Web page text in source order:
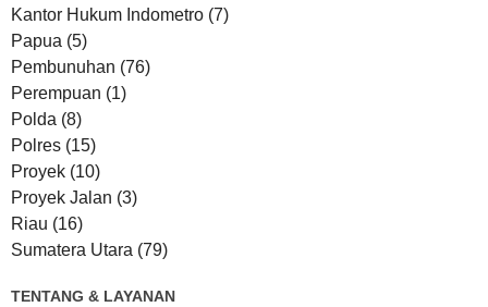
Kantor Hukum Indometro (7)
Papua (5)
Pembunuhan (76)
Perempuan (1)
Polda (8)
Polres (15)
Proyek (10)
Proyek Jalan (3)
Riau (16)
Sumatera Utara (79)
TENTANG & LAYANAN